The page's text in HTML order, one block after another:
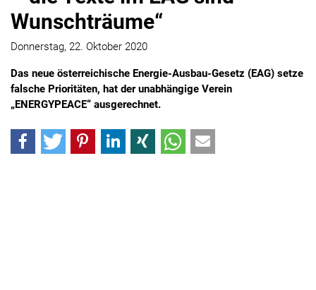
Wunschträume“
Donnerstag, 22. Oktober 2020
Das neue österreichische Energie-Ausbau-Gesetz (EAG) setze
falsche Prioritäten, hat der unabhängige Verein
„ENERGYPEACE“ ausgerechnet.